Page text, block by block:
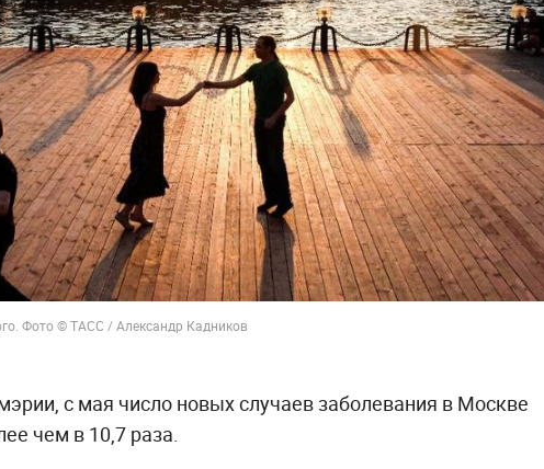
Фото © ТАСС / Александр Кадников
с мая число новых случаев заболевания в Москве
чем в 10,7 раза.